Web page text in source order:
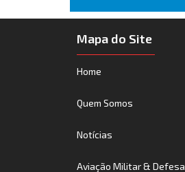
Mapa do Site
Home
Quem Somos
Notícias
Aviação Militar & Defesa